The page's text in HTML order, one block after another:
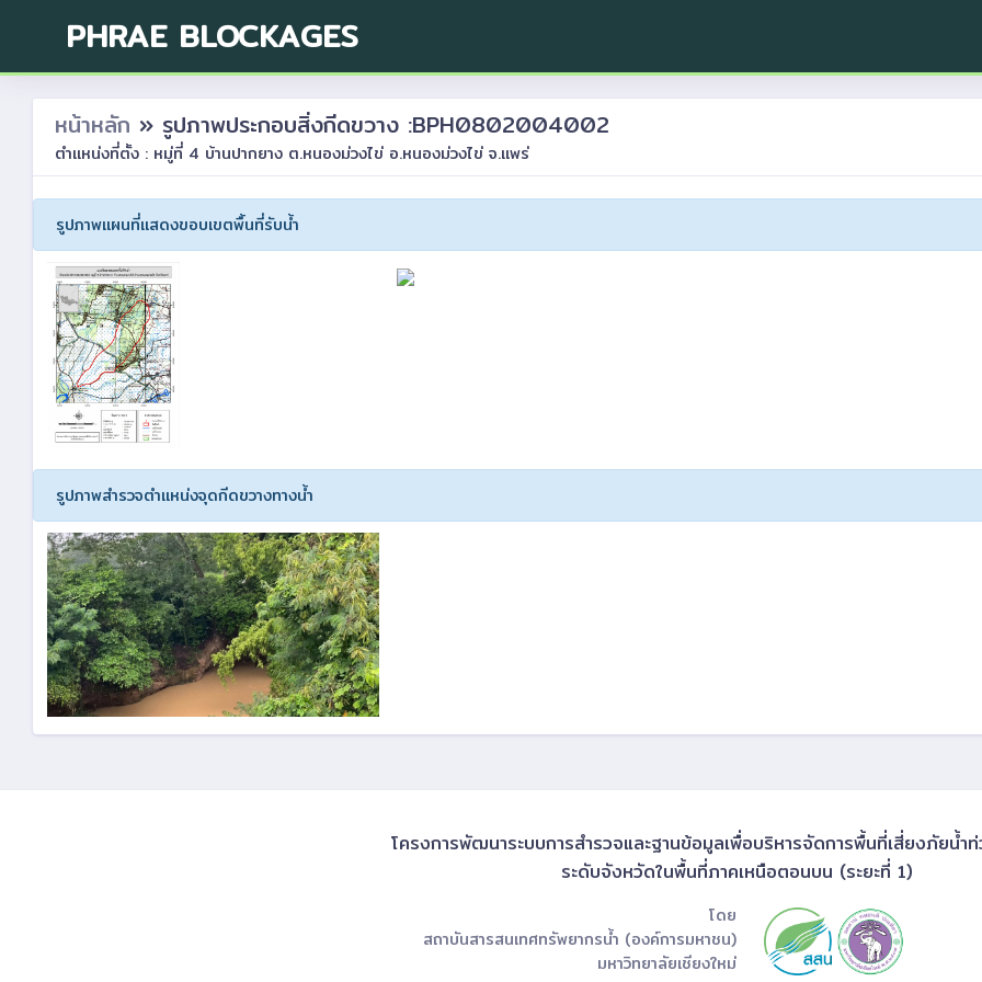
PHRAE BLOCKAGES
หน้าหลัก » รูปภาพประกอบสิ่งกีดขวาง :BPH0802004002
ตำแหน่งที่ตั้ง : หมู่ที่ 4 บ้านปากยาง ต.หนองม่วงไข่ อ.หนองม่วงไข่ จ.แพร่
รูปภาพแผนที่แสดงขอบเขตพื้นที่รับน้ำ
รูปภาพสำรวจตำแหน่งจุดกีดขวางทางน้ำ
โครงการพัฒนาระบบการสำรวจและฐานข้อมูลเพื่อบริหารจัดการพื้นที่เสี่ยงภัยน้ำ
ระดับจังหวัดในพื้นที่ภาคเหนือตอนบน (ระยะที่ 1)
โดย
สถาบันสารสนเทศทรัพยากรน้ำ (องค์การมหาชน)
มหาวิทยาลัยเชียงใหม่